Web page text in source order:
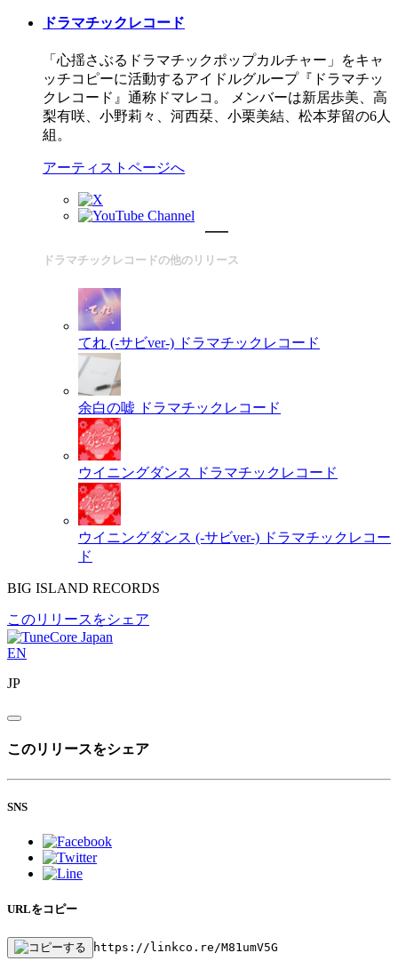
ドラマチックレコード
「心揺さぶるドラマチックポップカルチャー」をキャ
ッチコピーに活動するアイドルグループ『ドラマチッ
クレコード』通称ドマレコ。 メンバーは新居歩美、高
梨有咲、小野莉々、河西栞、小栗美結、松本芽留の6人
組。
アーティストページへ
ドラマチックレコードの他のリリース
てれ (-サビver-) ドラマチックレコード
余白の嘘 ドラマチックレコード
ウイニングダンス ドラマチックレコード
ウイニングダンス (-サビver-) ドラマチックレコー
ド
BIG ISLAND RECORDS
このリリースをシェア
EN
JP
このリリースをシェア
SNS
URLをコピー
https://linkco.re/M81umV5G